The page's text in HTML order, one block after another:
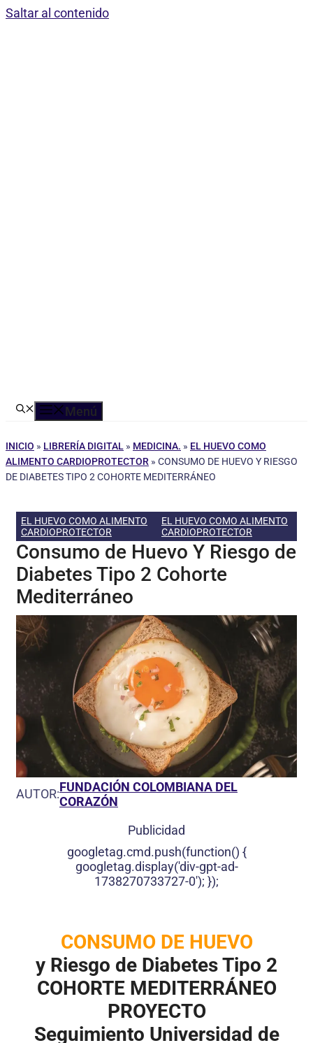
Saltar al contenido
Menú
INICIO » LIBRERÍA DIGITAL » MEDICINA. » EL HUEVO COMO
ALIMENTO CARDIOPROTECTOR » CONSUMO DE HUEVO Y RIESGO
DE DIABETES TIPO 2 COHORTE MEDITERRÁNEO
EL HUEVO COMO ALIMENTO
CARDIOPROTECTOR
EL HUEVO COMO ALIMENTO
CARDIOPROTECTOR
Consumo de Huevo Y Riesgo de
Diabetes Tipo 2 Cohorte
Mediterráneo
AUTOR:FUNDACIÓN COLOMBIANA DEL
CORAZÓN
Publicidad
googletag.cmd.push(function() {
googletag.display('div-gpt-ad-
1738270733727-0'); });
CONSUMO DE HUEVO
y Riesgo de Diabetes Tipo 2
COHORTE MEDITERRÁNEO
PROYECTO
Seguimiento Universidad de